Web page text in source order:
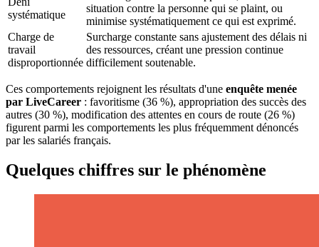
systématique
situation contre la personne qui se plaint, ou
minimise systématiquement ce qui est exprimé.
Charge de
travail
disproportionnée
Surcharge constante sans ajustement des délais ni
des ressources, créant une pression continue
difficilement soutenable.
Ces comportements rejoignent les résultats d'une enquête menée
par LiveCareer : favoritisme (36 %), appropriation des succès des
autres (30 %), modification des attentes en cours de route (26 %)
figurent parmi les comportements les plus fréquemment dénoncés
par les salariés français.
Quelques chiffres sur le phénomène